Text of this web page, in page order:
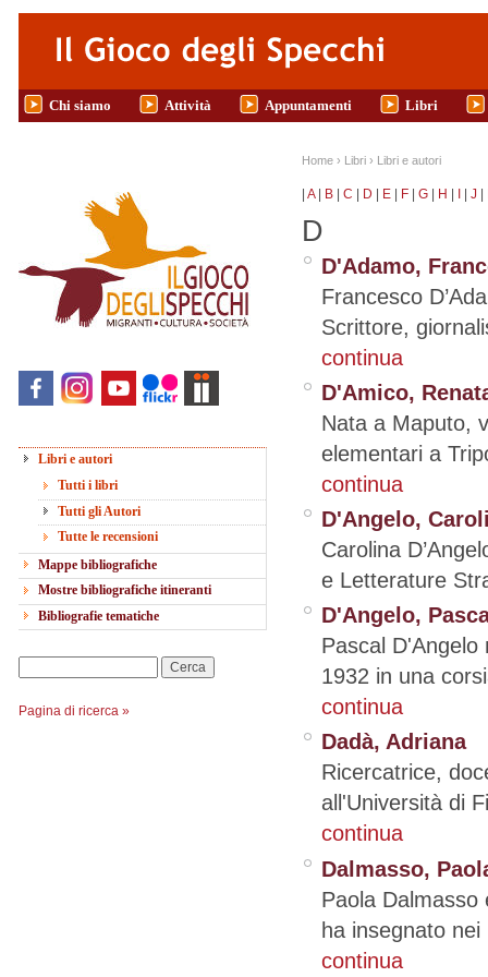
Salta al contenuto principale
Chi siamo Attività Appuntamenti Libri
Libri e autori
Tutti i libri
Tutti gli Autori
Tutte le recensioni
Mappe bibliografiche
Mostre bibliografiche itineranti
Bibliografie tematiche
Pagina di ricerca »
Tu sei qui
Home › Libri › Libri e autori
| A | B | C | D | E | F | G | H | I | J |
D
D'Adamo,
Francesco
Scrittore,
continua
D'Amico,
Nata a Maputo,
elementari a
continua
D'Angelo,
Carolina
e Letterature
D'Angelo,
Pascal
1932 in una
continua
Dadà, Adriana
Ricercatrice,
all'Università di
continua
Dalmasso,
Paola
ha insegnato
continua